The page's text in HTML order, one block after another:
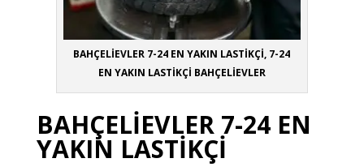
BAHÇELİEVLER 7-24 EN YAKIN LASTİKÇİ, 7-24
EN YAKIN LASTİKÇİ BAHÇELİEVLER
BAHÇELİEVLER 7-24 EN
YAKIN LASTİKÇİ